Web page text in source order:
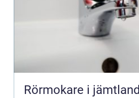
Rörmokare i jämtland